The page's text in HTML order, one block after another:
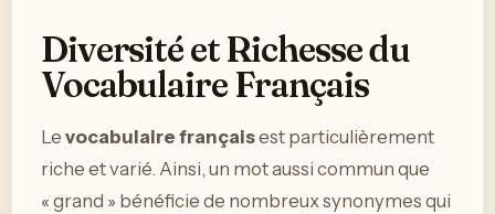
Diversité et Richesse du
Vocabulaire Français
Le vocabulaire françaisest particulièrement
riche et varié. Ainsi, un mot aussi commun que
« grand » bénéficie de nombreux synonymes qui